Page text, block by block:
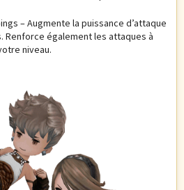
– Augmente la puissance d’attaque
Renforce également les attaques à
niveau.